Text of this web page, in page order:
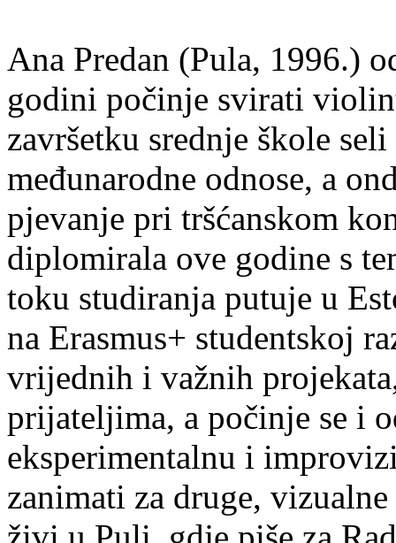
Ana Predan (Pula, 1996.)
godini počinje svirati
završetku srednje škole
međunarodne odnose, a
pjevanje pri tršćanskom
diplomirala ove godine s
toku studiranja putuje u
na Erasmus+ studentskoj
vrijednih i važnih
prijateljima, a počinje se i
eksperimentalnu i
zanimati za druge,